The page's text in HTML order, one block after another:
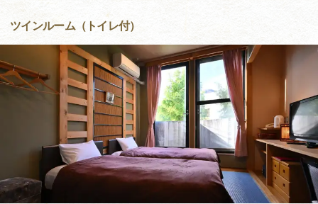
ツインルーム（トイレ付）